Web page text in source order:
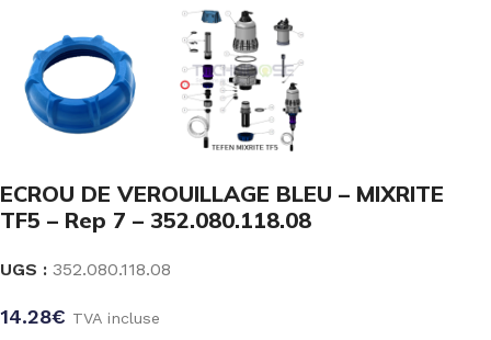
ECROU DE VEROUILLAGE BLEU – MIXRITE
TF5 – Rep 7 – 352.080.118.08
UGS : 352.080.118.08
14.28€ TVA incluse